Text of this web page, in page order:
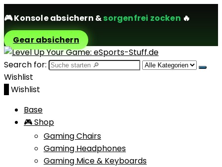
🎮Konsole absichern &sorgenfrei zocken 🔥
Gear absichern
Search for:
Wishlist
Wishlist
Base
🎮 Shop
Gaming Chairs
Gaming Headphones
Gaming Mice & Keyboards